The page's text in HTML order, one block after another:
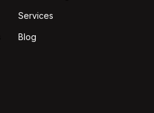
Services
Blog